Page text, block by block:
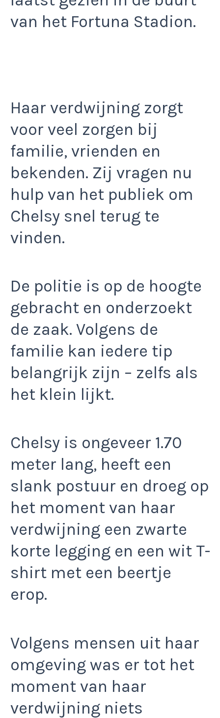
van het Fortuna Stadion.
Haar verdwijning zorgt
voor veel zorgen bij
familie, vrienden en
bekenden. Zij vragen nu
hulp van het publiek om
Chelsy snel terug te
vinden.
De politie is op de hoogte
gebracht en onderzoekt
de zaak. Volgens de
familie kan iedere tip
belangrijk zijn – zelfs als
het klein lijkt.
Chelsy is ongeveer 1.70
meter lang, heeft een
slank postuur en droeg op
het moment van haar
verdwijning een zwarte
korte legging en een wit T-
shirt met een beertje
erop.
Volgens mensen uit haar
omgeving was er tot het
moment van haar
verdwijning niets